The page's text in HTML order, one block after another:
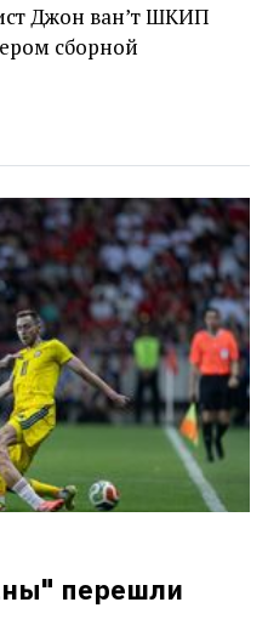
Джон ван’т ШКИП
сборной
перешли